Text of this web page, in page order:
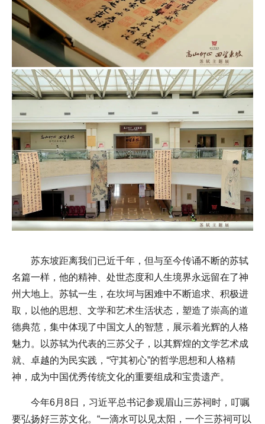
苏东坡距离我们已近千年，但与至今传诵不断的苏轼
名篇一样，他的精神、处世态度和人生境界永远留在了神
州大地上。苏轼一生，在坎坷与困难中不断追求、积极进
取，以他的思想、文学和艺术生活状态，塑造了崇高的道
德典范，集中体现了中国文人的智慧，展示着光辉的人格
魅力。以苏轼为代表的三苏父子，以其辉煌的文学艺术成
就、卓越的为民实践，“守其初心”的哲学思想和人格精
神，成为中国优秀传统文化的重要组成和宝贵遗产。
今年6月8日，习近平总书记参观眉山三苏祠时，叮嘱
要弘扬好三苏文化。“一滴水可以见太阳，一个三苏祠可以